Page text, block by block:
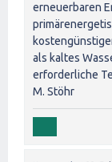
erneuerbaren
als kaltes
erforderliche
M. Stöhr